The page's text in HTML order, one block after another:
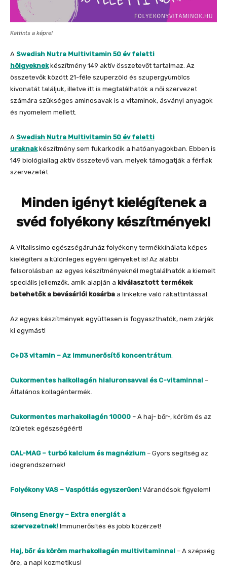
Kattints a képre!
A Swedish Nutra Multivitamin 50 év feletti
hölgyeknekkészítmény 149 aktív összetevőt tartalmaz. Az
összetevők között 21-féle szuperzöld és szupergyümölcs
kivonatát találjuk, illetve itt is megtalálhatók a női szervezet
számára szükséges aminosavak is a vitaminok, ásványi anyagok
és nyomelem mellett.
A Swedish Nutra Multivitamin 50 év feletti
uraknakkészítmény sem fukarkodik a hatóanyagokban. Ebben is
149 biológiailag aktív összetevő van, melyek támogatják a férfiak
szervezetét.
Minden igényt kielégítenek a
svéd folyékony készítmények!
A Vitalissimo egészségáruház folyékony termékkínálata képes
kielégíteni a különleges egyéni igényeket is! Az alábbi
felsorolásban az egyes készítményeknél megtalálhatók a kiemelt
speciális jellemzők, amik alapján a kiválasztott termékek
betehetők a bevásárlói kosárba a linkekre való rákattintással.
Az egyes készítmények együttesen is fogyaszthatók, nem zárják
ki egymást!
C+D3 vitamin – Az immunerősítő koncentrátum.
Cukormentes halkollagén hialuronsavval és C-vitaminnal –
Általános kollagéntermék.
Cukormentes marhakollagén 10000 – A haj- bőr-, köröm és az
ízületek egészségéért!
CAL-MAG – turbó kalcium és magnézium – Gyors segítség az
idegrendszernek!
Folyékony VAS – Vaspótlás egyszerűen! Várandósok figyelem!
Ginseng Energy – Extra energiát a
szervezetnek! Immunerősítés és jobb közérzet!
Haj, bőr és köröm marhakollagén multivitaminnal – A szépség
őre, a napi kozmetikus!